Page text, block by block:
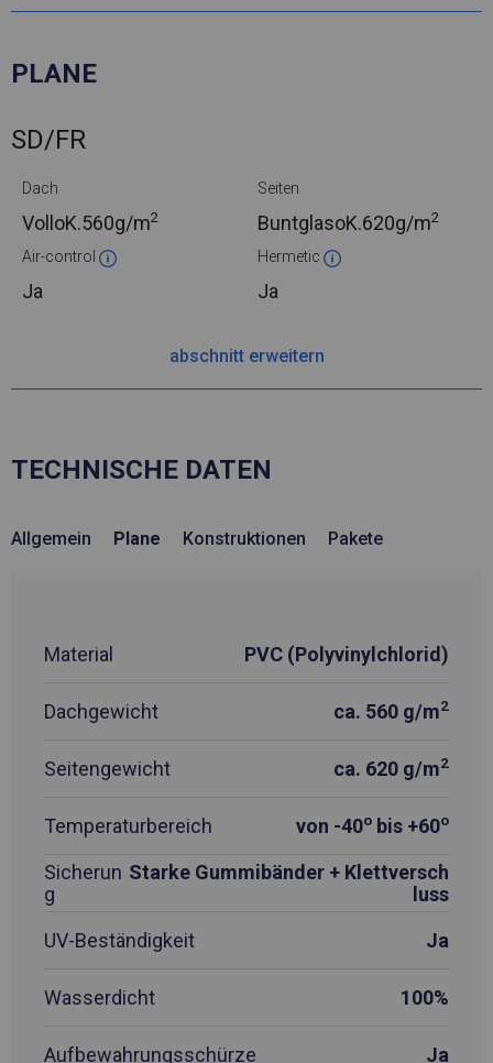
PLANE
SD/FR
Dach
VolloK.560g/m2
Seiten
BuntglasoK.620g/m2
Air-control
Ja
Hermetic
Ja
abschnitt erweitern
TECHNISCHE DATEN
Allgemein Plane Konstruktionen Pakete
Material PVC (Polyvinylchlorid)
Dachgewicht ca. 560 g/m2
Seitengewicht ca. 620 g/m2
Temperaturbereich von -40o bis +60o
Sicherun
g
Starke Gummibänder + Klettversch
luss
UV-Beständigkeit
Ja
Wasserdicht 100%
Aufbewahrungsschürze Ja